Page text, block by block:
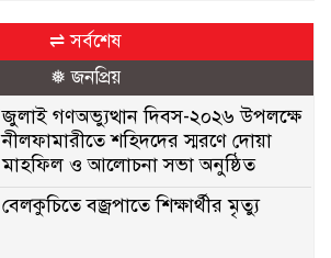
⇌ সর্বশেষ
❅ জনপ্রিয়
জুলাই গণঅভ্যুত্থান দিবস-২০২৬ উপলক্ষে
নীলফামারীতে শহিদদের স্মরণে দোয়া
মাহফিল ও আলোচনা সভা অনুষ্ঠিত
বেলকুচিতে বজ্রপাতে শিক্ষার্থীর মৃত্যু